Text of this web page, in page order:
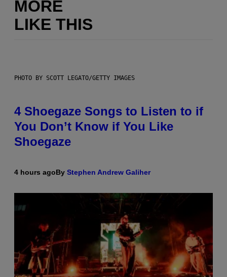
MORE
LIKE THIS
PHOTO BY SCOTT LEGATO/GETTY IMAGES
4 Shoegaze Songs to Listen to if
You Don’t Know if You Like
Shoegaze
4 hours agoBy Stephen Andrew Galiher